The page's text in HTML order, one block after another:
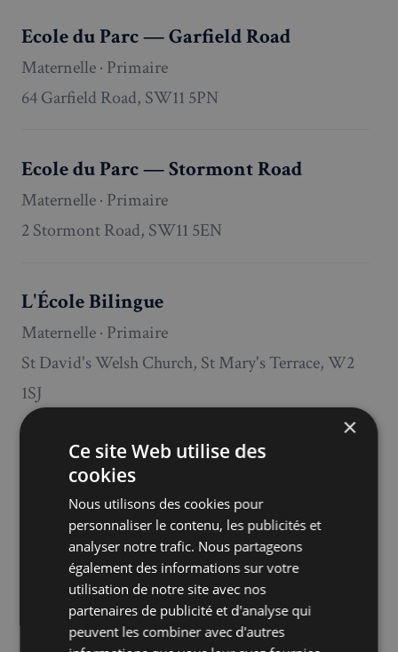
Ecole du Parc — Garfield Road
Maternelle · Primaire
64 Garfield Road, SW11 5PN
Ecole du Parc — Stormont Road
Maternelle · Primaire
2 Stormont Road, SW11 5EN
L'École Bilingue
Maternelle · Primaire
St David's Welsh Church, St Mary's Terrace, W2
1SJ
L'École de Battersea
Primaire
Trott Street, SW11 3DS
Fiche FAL· lecoledebattersea.co.uk
L'École des Petits de Battersea
×
Ce site Web utilise des
cookies
Nous utilisons des cookies pour
personnaliser le contenu, les publicités et
analyser notre trafic. Nous partageons
également des informations sur votre
utilisation de notre site avec nos
partenaires de publicité et d'analyse qui
peuvent les combiner avec d'autres